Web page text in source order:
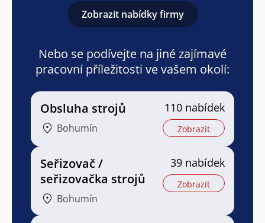
Zobrazit nabídky firmy
Nebo se podívejte na jiné zajímavé
pracovní příležitosti ve vašem okolí:
Obsluha strojů
Bohumín
110 nabídek
Zobrazit
Seřizovač /
seřizovačka strojů
Bohumín
39 nabídek
Zobrazit